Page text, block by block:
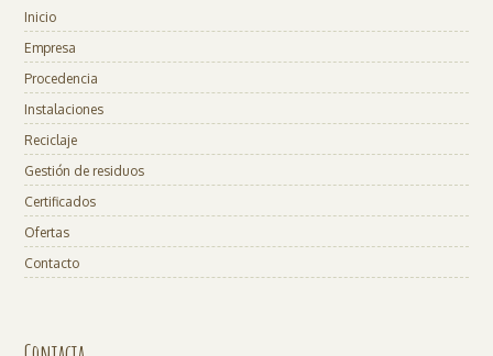
Inicio
Empresa
Procedencia
Instalaciones
Reciclaje
Gestión de residuos
Certificados
Ofertas
Contacto